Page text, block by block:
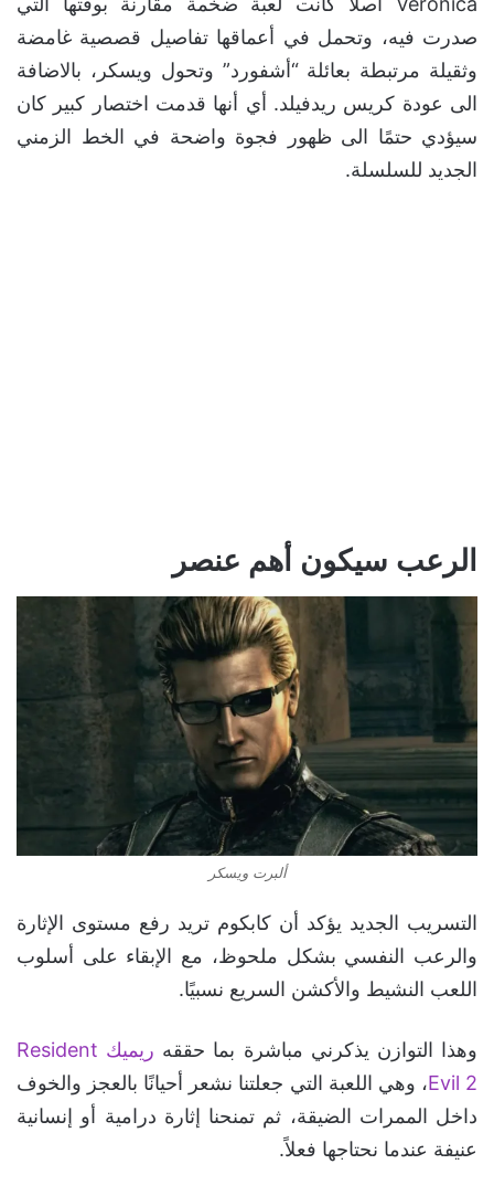
صدرت فيه، وتحمل في أعماقها تفاصيل قصصية غامضة
وثقيلة مرتبطة بعائلة “أشفورد” وتحول ويسكر، بالاضافة
الى عودة كريس ريدفيلد. أي أنها قدمت اختصار كبير كان
سيؤدي حتمًا الى ظهور فجوة واضحة في الخط الزمني
الجديد للسلسلة.
الرعب سيكون أهم عنصر
ألبرت ويسكر
التسريب الجديد يؤكد أن كابكوم تريد رفع مستوى الإثارة
والرعب النفسي بشكل ملحوظ، مع الإبقاء على أسلوب
اللعب النشيط والأكشن السريع نسبيًا.
وهذا التوازن يذكرني مباشرة بما حققه
ريميك Resident
Evil 2، وهي اللعبة التي جعلتنا نشعر أحيانًا بالعجز والخوف
داخل الممرات الضيقة، ثم تمنحنا إثارة درامية أو إنسانية
عنيفة عندما نحتاجها فعلاً.